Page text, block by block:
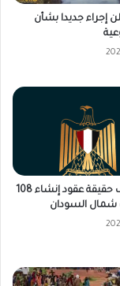
إجراء جديدا بشأن
مصر تكشف حقيقة عقود إنشاء 108
السودان